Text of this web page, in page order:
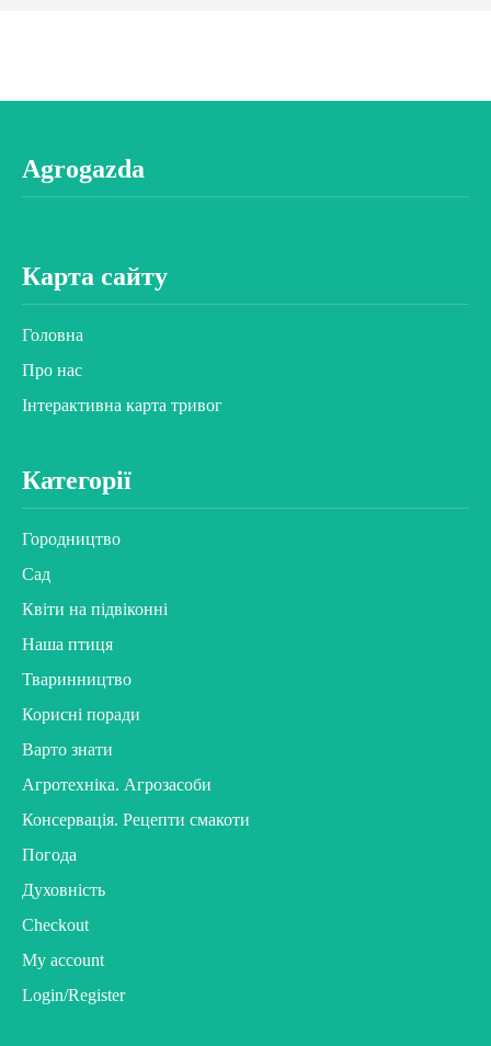
Agrogazda
Карта сайту
Головна
Про нас
Інтерактивна карта тривог
Категорії
Городництво
Сад
Квіти на підвіконні
Наша птиця
Тваринництво
Корисні поради
Варто знати
Агротехніка. Агрозасоби
Консервація. Рецепти смакоти
Погода
Духовність
Checkout
My account
Login/Register